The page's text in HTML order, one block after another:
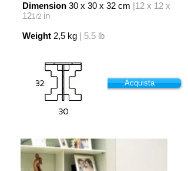
Acquista
Dimension 30 x 30 x 32 cm |12 x 12 x
121/2 in
Weight 2,5 kg | 5.5 lb